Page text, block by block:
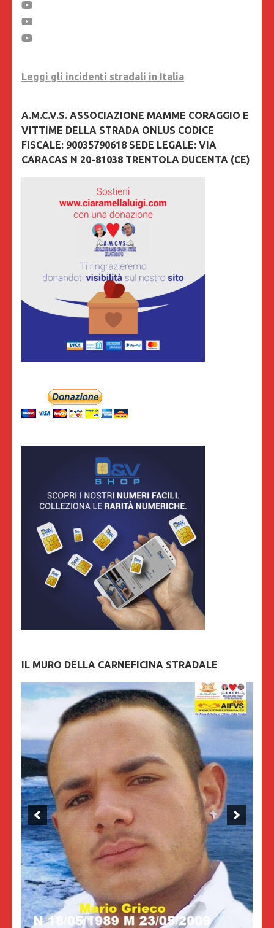
Leggi gli incidenti stradali in Italia
A.M.C.V.S. ASSOCIAZIONE MAMME CORAGGIO E
VITTIME DELLA STRADA ONLUS CODICE
FISCALE: 90035790618 SEDE LEGALE: VIA
CARACAS N 20-81038 TRENTOLA DUCENTA (CE)
IL MURO DELLA CARNEFICINA STRADALE